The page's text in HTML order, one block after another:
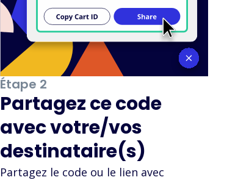
Étape 2
Partagez ce code
avec votre/vos
destinataire(s)
Partagez le code ou le lien avec